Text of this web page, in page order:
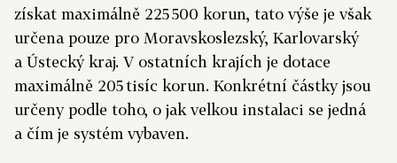
získat maximálně 225 500 korun, tato výše je však
určena pouze pro Moravskoslezský, Karlovarský
a Ústecký kraj. V ostatních krajích je dotace
maximálně 205 tisíc korun. Konkrétní částky jsou
určeny podle toho, o jak velkou instalaci se jedná
a čím je systém vybaven.